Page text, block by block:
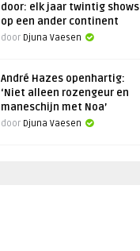
door: elk jaar twintig shows
op een ander continent
door Djuna Vaesen
André Hazes openhartig:
‘Niet alleen rozengeur en
maneschijn met Noa’
door Djuna Vaesen